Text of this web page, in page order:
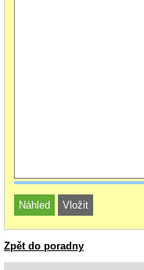
Zpět do poradny